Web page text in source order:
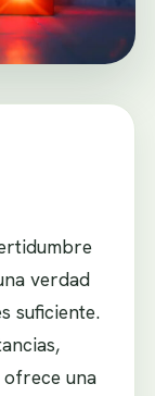
verdad
suficiente.
una